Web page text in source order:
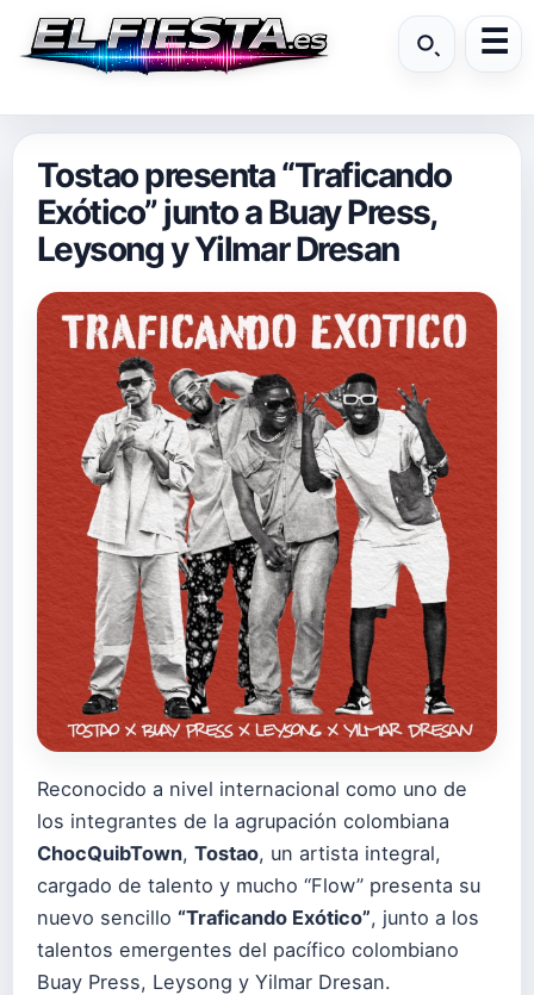
Tostao presenta “Traficando
Exótico” junto a Buay Press,
Leysong y Yilmar Dresan
Reconocido a nivel internacional como uno de
los integrantes de la agrupación colombiana
ChocQuibTown, Tostao, un artista integral,
cargado de talento y mucho “Flow” presenta su
nuevo sencillo “Traficando Exótico”, junto a los
talentos emergentes del pacífico colombiano
Buay Press, Leysong y Yilmar Dresan.